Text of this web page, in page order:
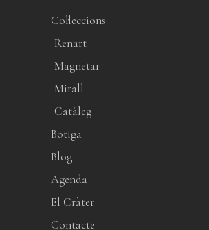
Col·leccions
Renart
Magnetar
Mirall
Catàleg
Botiga
Blog
Agenda
El Cràter
Contacte